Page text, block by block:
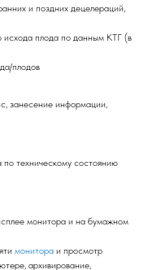
и поздних децелераций,
исхода плода по данным КТГ (в
плодов
занесение информации,
техническому состоянию
монитора и на бумажном
монитора и просмотр
архивирование,